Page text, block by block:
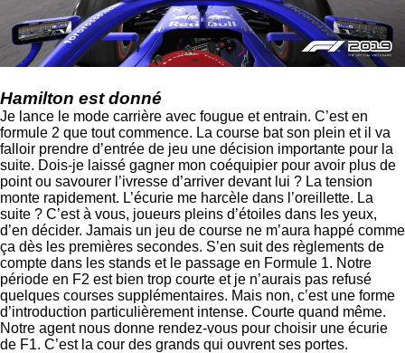
Hamilton est donné
Je lance le mode carrière avec fougue et entrain. C’est en
formule 2 que tout commence. La course bat son plein et il va
falloir prendre d’entrée de jeu une décision importante pour la
suite. Dois-je laissé gagner mon coéquipier pour avoir plus de
point ou savourer l’ivresse d’arriver devant lui ? La tension
monte rapidement. L’écurie me harcèle dans l’oreillette. La
suite ? C’est à vous, joueurs pleins d’étoiles dans les yeux,
d’en décider. Jamais un jeu de course ne m’aura happé comme
ça dès les premières secondes. S’en suit des règlements de
compte dans les stands et le passage en Formule 1. Notre
période en F2 est bien trop courte et je n’aurais pas refusé
quelques courses supplémentaires. Mais non, c’est une forme
d’introduction particulièrement intense. Courte quand même.
Notre agent nous donne rendez-vous pour choisir une écurie
de F1. C’est la cour des grands qui ouvrent ses portes.